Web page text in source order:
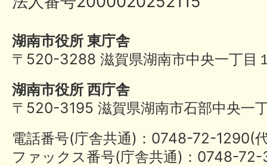
湖南市役所 東庁舎
〒520-3288 滋賀県湖南市中央一丁目
湖南市役所 西庁舎
〒520-3195 滋賀県湖南市石部中央一
電話番号(庁舎共通)：0748-72-
ファックス番号(庁舎共通)：0748-